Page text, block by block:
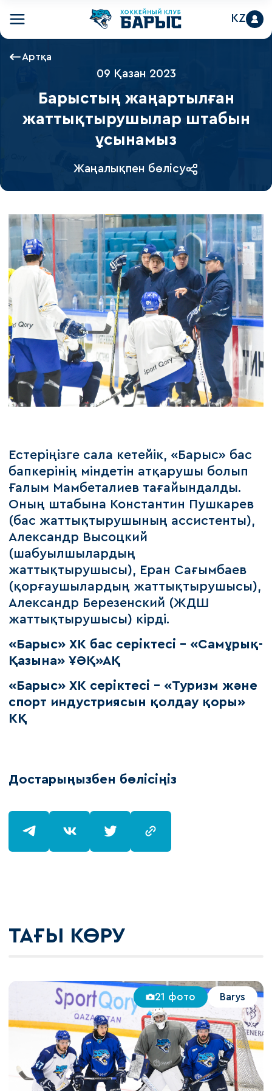
KZ
Артқа
09 Қазан 2023
Барыстың жаңартылған
жаттықтырушылар штабын
ұсынамыз
Жаңалықпен бөлісу
Естеріңізге сала кетейік, «Барыс» бас
бапкерінің міндетін атқарушы болып
Ғалым Мамбеталиев тағайындалды.
Оның штабына Константин Пушкарев
(бас жаттықтырушының ассистенты),
Александр Высоцкий
(шабуылшылардың
жаттықтырушысы), Еран Сағымбаев
(қорғаушылардың жаттықтырушысы),
Александр Березенский (ЖДШ
жаттықтырушысы) кірді.
«Барыс» ХК бас серіктесі – «Самұрық-
Қазына» ҰӘҚ»АҚ
«Барыс» ХК серіктесі – «Туризм және
спорт индустриясын қолдау қоры»
КҚ
Достарыңызбен бөлісіңіз
ТАҒЫ КӨРУ
21 фото Barys